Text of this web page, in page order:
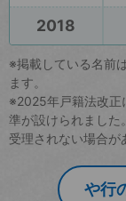
2018
※掲載している名前
ます。
※2025年戸籍法改正
準が設けられました
受理されない場合が
や行